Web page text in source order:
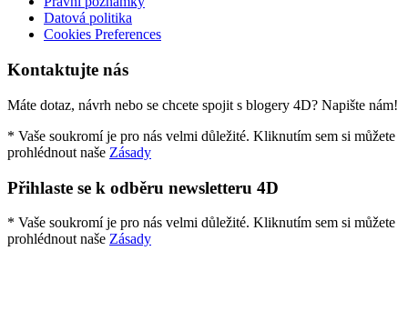
Datová politika
Cookies Preferences
Kontaktujte nás
Máte dotaz, návrh nebo se chcete spojit s blogery 4D? Napište nám!
* Vaše soukromí je pro nás velmi důležité. Kliknutím sem si můžete
prohlédnout naše Zásady
Přihlaste se k odběru newsletteru 4D
* Vaše soukromí je pro nás velmi důležité. Kliknutím sem si můžete
prohlédnout naše Zásady